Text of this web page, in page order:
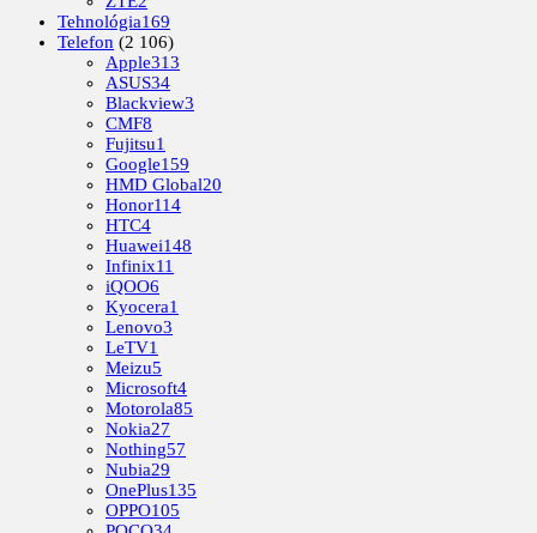
Tehnológia169
Telefon (2 106)
Apple313
ASUS34
Blackview3
CMF8
Fujitsu1
Google159
HMD Global20
Honor114
HTC4
Huawei148
Infinix11
iQOO6
Kyocera1
Lenovo3
LeTV1
Meizu5
Microsoft4
Motorola85
Nokia27
Nothing57
Nubia29
OnePlus135
OPPO105